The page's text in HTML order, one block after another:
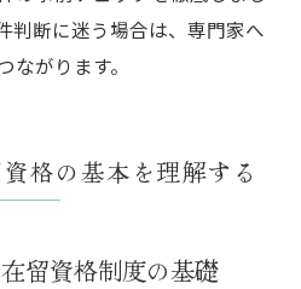
判断に迷う場合は、専門家へ
がります。
格の基本を理解する
留資格制度の基礎